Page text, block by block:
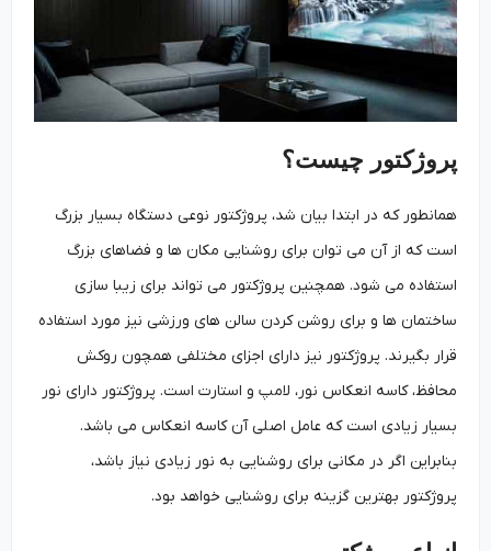
پروژکتور چیست؟
همانطور که در ابتدا بیان شد، پروژکتور نوعی دستگاه بسیار بزرگ
است که از آن می توان برای روشنایی مکان ها و فضاهای بزرگ
استفاده می شود. همچنین پروژکتور می تواند برای زیبا سازی
ساختمان ها و برای روشن کردن سالن های ورزشی نیز مورد استفاده
قرار بگیرند. پروژکتور نیز دارای اجزای مختلفی همچون روکش
محافظ، کاسه انعکاس نور، لامپ و استارت است. پروژکتور دارای نور
بسیار زیادی است که عامل اصلی آن کاسه انعکاس می باشد.
بنابراین اگر در مکانی برای روشنایی به نور زیادی نیاز باشد،
پروژکتور بهترین گزینه برای روشنایی خواهد بود.